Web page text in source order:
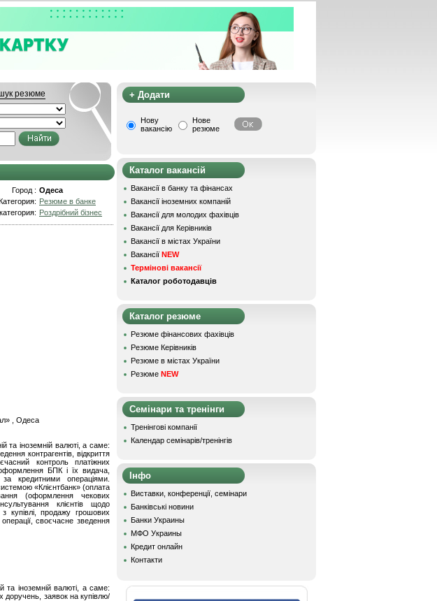
резюме
Город : Одеса
Резюме в банке
Роздрібний бізнес
, Одеса
та іноземній валюті, а саме:
контрагентів, відкриття
контроль платіжних
БПК і їх видача,
кредитними операціями.
«Клієнтбанк» (оплата
(оформлення чекових
клієнтів щодо
з купівлі, продажу грошових
своєчасне зведення
та іноземній валюті, а саме:
доручень, заявок на купівлю/
+ Додати
Нову
вакансію
Нове
резюме
Каталог вакансій
Вакансії в банку та фінансах
Вакансії іноземних компаній
Вакансії для молодих фахівців
Вакансії для Керівників
Вакансії в містах України
Вакансії NEW
Термінові вакансії
Каталог роботодавців
Каталог резюме
Резюме фінансових фахівців
Резюме Керівників
Резюме в містах України
Резюме NEW
Семінари та тренінги
Тренінгові компанії
Календар семінарів/тренінгів
Інфо
Виставки, конференції, семінари
Банківські новини
Банки Украины
МФО Украины
Кредит онлайн
Контакти